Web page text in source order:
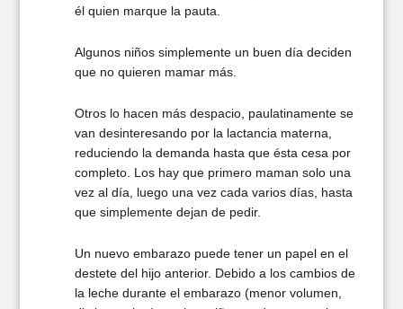
él quien marque la pauta.
Algunos niños simplemente un buen día deciden
que no quieren mamar más.
Otros lo hacen más despacio, paulatinamente se
van desinteresando por la lactancia materna,
reduciendo la demanda hasta que ésta cesa por
completo. Los hay que primero maman solo una
vez al día, luego una vez cada varios días, hasta
que simplemente dejan de pedir.
Un nuevo embarazo puede tener un papel en el
destete del hijo anterior. Debido a los cambios de
la leche durante el embarazo (menor volumen,